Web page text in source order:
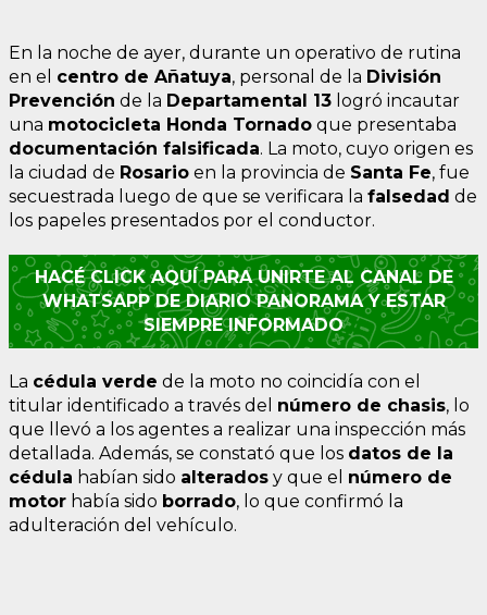
En la noche de ayer, durante un operativo de rutina
en el centro de Añatuya, personal de la División
Prevención de la Departamental 13 logró incautar
una motocicleta Honda Tornado que presentaba
documentación falsificada. La moto, cuyo origen es
la ciudad de Rosario en la provincia de Santa Fe, fue
secuestrada luego de que se verificara la falsedad de
los papeles presentados por el conductor.
HACÉ CLICK AQUÍ PARA UNIRTE AL CANAL DE
WHATSAPP DE DIARIO PANORAMA Y ESTAR
SIEMPRE INFORMADO
La cédula verde de la moto no coincidía con el
titular identificado a través del número de chasis, lo
que llevó a los agentes a realizar una inspección más
detallada. Además, se constató que los datos de la
cédula habían sido alterados y que el número de
motor había sido borrado, lo que confirmó la
adulteración del vehículo.